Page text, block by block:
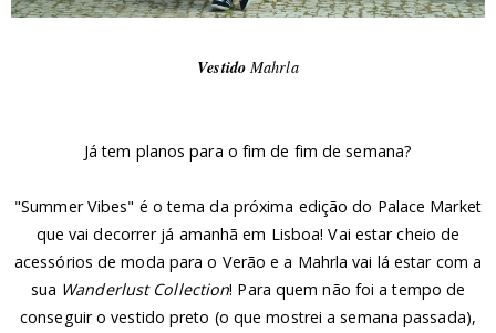
VestidoMahrla
Já tem planos para o fim de fim de semana?
"Summer Vibes" é o tema da próxima edição do Palace Market
que vai decorrer já amanhã em Lisboa! Vai estar cheio de
acessórios de moda para o Verão e a Mahrla vai lá estar com a
sua Wanderlust Collection! Para quem não foi a tempo de
conseguir o vestido preto (o que mostrei a semana passada),